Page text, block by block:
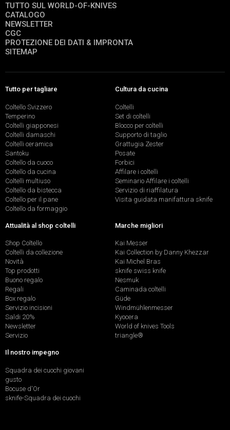
TUTTO SUL WORLD-OF-KNIVES
CATALOGO
NEWSLETTER
CGC
PROTEZIONE DEI DATI & IMPRONTA
SITEMAP
Tutto per tagliare
Coltello Svizzero
Temperino
Coltelli giapponesi
Coltelli damaschi
Coltelli ceramica
Santoku
Coltello da cuoco
Coltello da cucina
Coltelli multiuso
Coltello da bistecca
Coltello per il pane
Coltello da formaggio
Cultura da cucina
Coltelli
Set di coltelli
Blocco per coltelli
Supporto di taglio
Grattugia Zester
Posate
Forbici
Affilare i coltelli
Seminario Affilare i coltelli
Servizio di riaffilatura
Visita guidata manifattura sknife
Attualità al shop coltelli
Shop Coltello
Coltelli da collezione
Novità
Top prodotti
Buono regalo
Regali
Box regalo
Servizio incisioni
Saldi 20%
Newsletter
Servizio
Marche migliori
Kai Messer
Kai Collection by Danny Khezzar
Kai Michel Bras
sknife swiss knife
Nesmuk
Caminada coltelli
Güde
Windmühlenmesser
Kyocera
World of knives Tools
triangle®
Il nostro impegno
Squadra dei cuochi giovani
gusto
Bocuse d'Or
sknife-Squadra dei cuochi